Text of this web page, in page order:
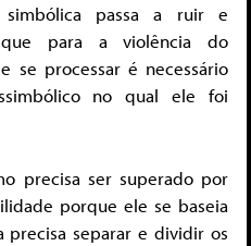
passa a ruir e
que para a violência do
se processar é necessário
no qual ele foi
precisa ser superado por
porque ele se baseia
precisa separar e dividir os